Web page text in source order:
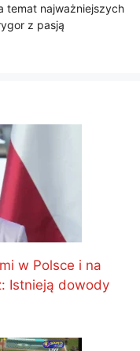
temat najważniejszych
z pasją
w Polsce i na
Istnieją dowody